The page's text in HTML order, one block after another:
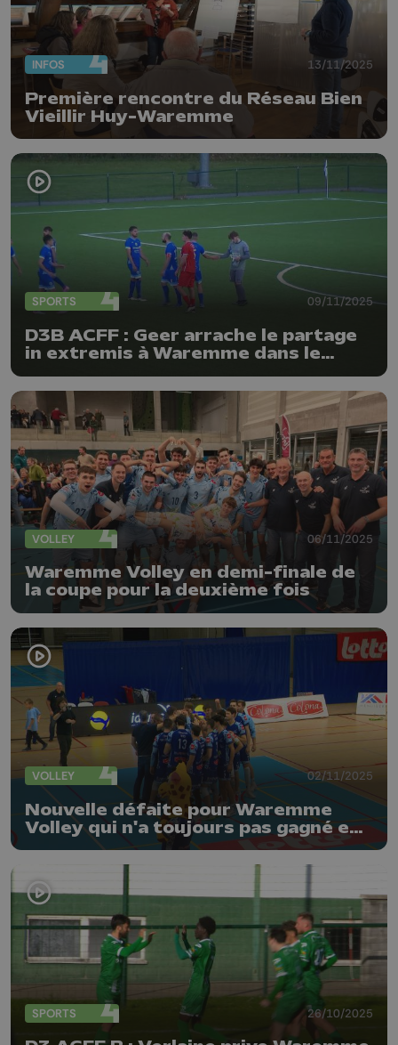
INFOS 13/11/2025
Première rencontre du Réseau Bien
Vieillir Huy-Waremme
SPORTS 09/11/2025
D3B ACFF : Geer arrache le partage
in extremis à Waremme dans le
VOLLEY 06/11/2025
Waremme Volley en demi-finale de
la coupe pour la deuxième fois
VOLLEY 02/11/2025
Nouvelle défaite pour Waremme
Volley qui n'a toujours pas gagné en
championnat
SPORTS 26/10/2025